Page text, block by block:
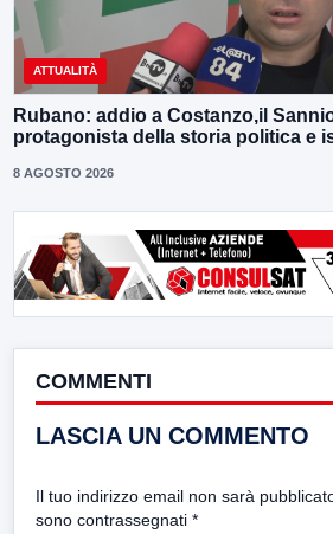
ATTUALITÀ
Rubano: addio a Costanzo,il
protagonista della storia politica e
8 AGOSTO 2026
COMMENTI
LASCIA UN COMMENTO
Il tuo indirizzo email non sarà
sono contrassegnati *